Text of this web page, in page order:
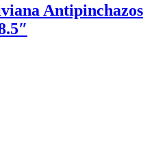
Antipinchazos